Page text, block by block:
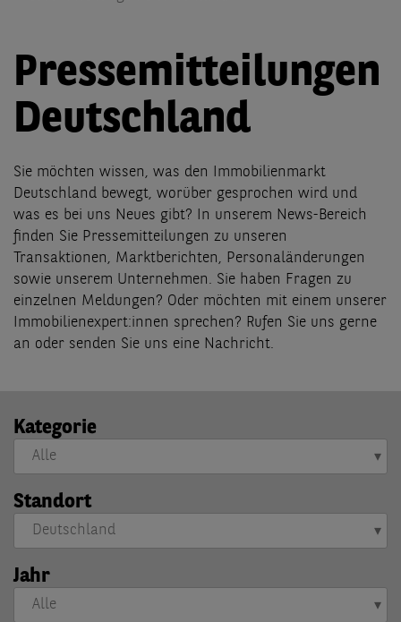
Pressemitteilungen
Deutschland
Sie möchten wissen, was den Immobilienmarkt
Deutschland bewegt, worüber gesprochen wird und
was es bei uns Neues gibt? In unserem News-Bereich
finden Sie Pressemitteilungen zu unseren
Transaktionen, Marktberichten, Personaländerungen
sowie unserem Unternehmen. Sie haben Fragen zu
einzelnen Meldungen? Oder möchten mit einem unserer
Immobilienexpert:innen sprechen? Rufen Sie uns gerne
an oder senden Sie uns eine Nachricht.
Kategorie
Standort
Jahr